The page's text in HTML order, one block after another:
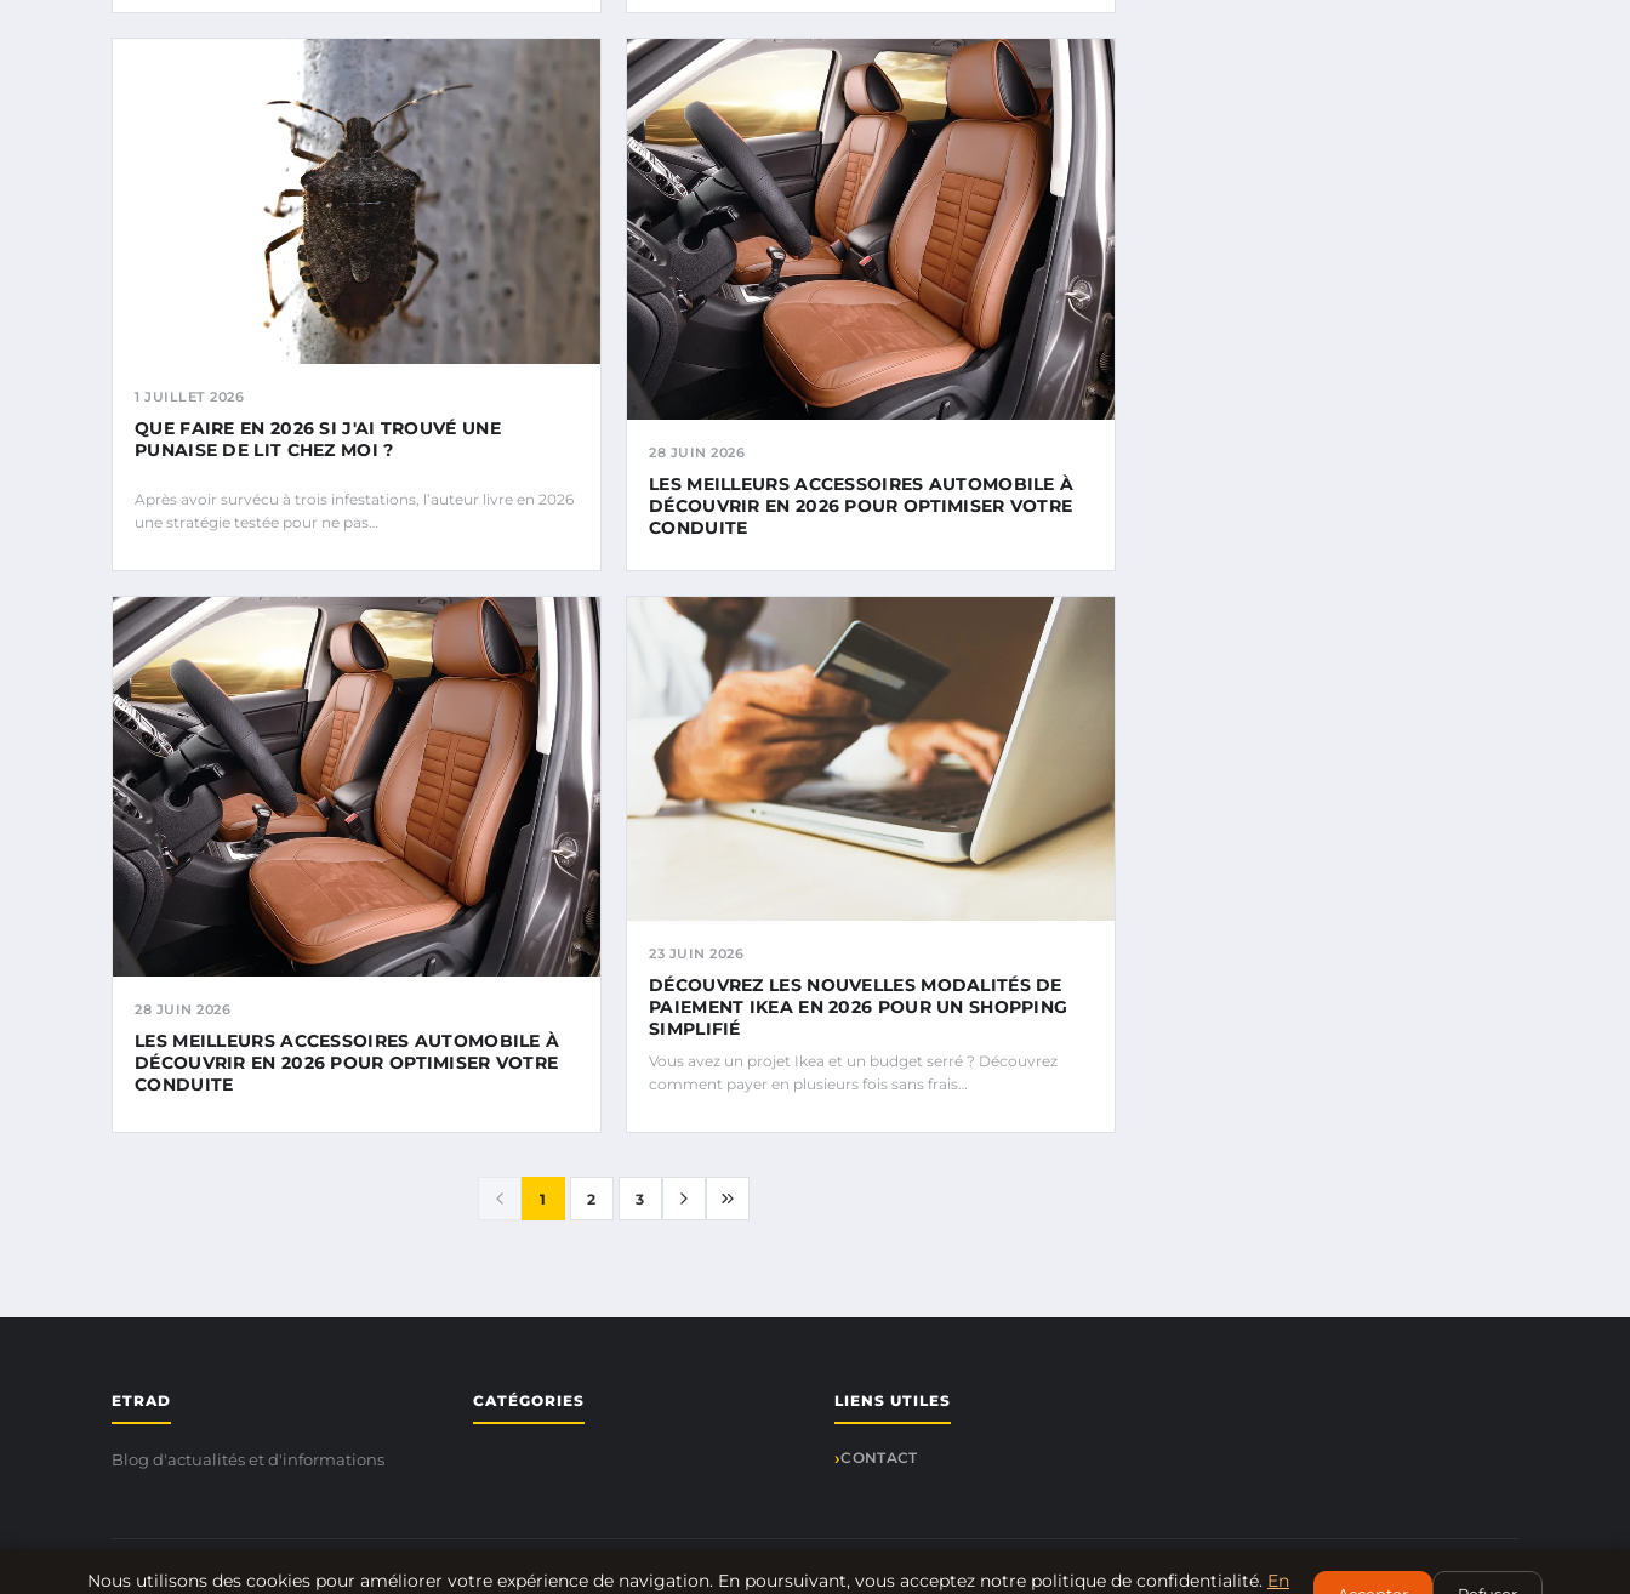
1 JUILLET 2026
QUE FAIRE EN 2026 SI J'AI TROUVÉ UNE
PUNAISE DE LIT CHEZ MOI ?
Après avoir survécu à trois infestations, l’auteur livre en 2026
une stratégie testée pour ne pas…
28 JUIN 2026
LES MEILLEURS ACCESSOIRES AUTOMOBILE À
DÉCOUVRIR EN 2026 POUR OPTIMISER VOTRE
CONDUITE
28 JUIN 2026
LES MEILLEURS ACCESSOIRES AUTOMOBILE À
DÉCOUVRIR EN 2026 POUR OPTIMISER VOTRE
CONDUITE
23 JUIN 2026
DÉCOUVREZ LES NOUVELLES MODALITÉS DE
PAIEMENT IKEA EN 2026 POUR UN SHOPPING
SIMPLIFIÉ
Vous avez un projet Ikea et un budget serré ? Découvrez
comment payer en plusieurs fois sans frais…
1 2 3
ETRAD
Blog d'actualités et d'informations
CATÉGORIES LIENS UTILES
CONTACT
© 2026 Etrad. Tous droits réservés.
Nous utilisons des cookies pour améliorer votre expérience de navigation. En poursuivant, vous acceptez notre politique de confidentialité. En